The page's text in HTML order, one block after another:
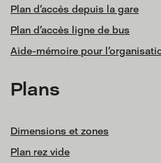
Plan d'accès depuis la gare
Plan d'accès ligne de bus
Aide-mémoire pour
Plans
Dimensions et zones
Plan rez vide